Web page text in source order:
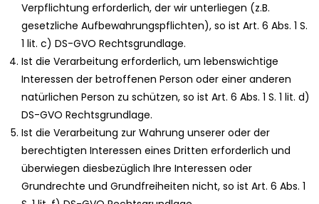
Verpflichtung erforderlich, der wir unterliegen (z.B.
gesetzliche Aufbewahrungspflichten), so ist Art. 6 Abs. 1 S.
1 lit. c) DS-GVO Rechtsgrundlage.
Ist die Verarbeitung erforderlich, um lebenswichtige
Interessen der betroffenen Person oder einer anderen
natürlichen Person zu schützen, so ist Art. 6 Abs. 1 S. 1 lit. d)
DS-GVO Rechtsgrundlage.
Ist die Verarbeitung zur Wahrung unserer oder der
berechtigten Interessen eines Dritten erforderlich und
überwiegen diesbezüglich Ihre Interessen oder
Grundrechte und Grundfreiheiten nicht, so ist Art. 6 Abs. 1